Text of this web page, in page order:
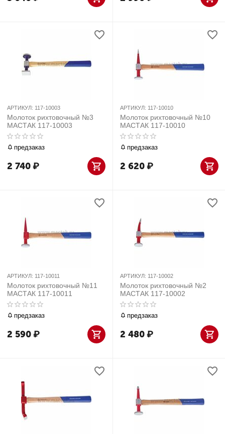
АРТИКУЛ: 117-10003
Молоток рихтовочный №3
МАСТАК 117-10003
предзаказ
2 740₽
АРТИКУЛ: 117-10010
Молоток рихтовочный №10
МАСТАК 117-10010
предзаказ
2 620₽
АРТИКУЛ: 117-10011
Молоток рихтовочный №11
МАСТАК 117-10011
предзаказ
2 590₽
АРТИКУЛ: 117-10002
Молоток рихтовочный №2
МАСТАК 117-10002
предзаказ
2 480₽